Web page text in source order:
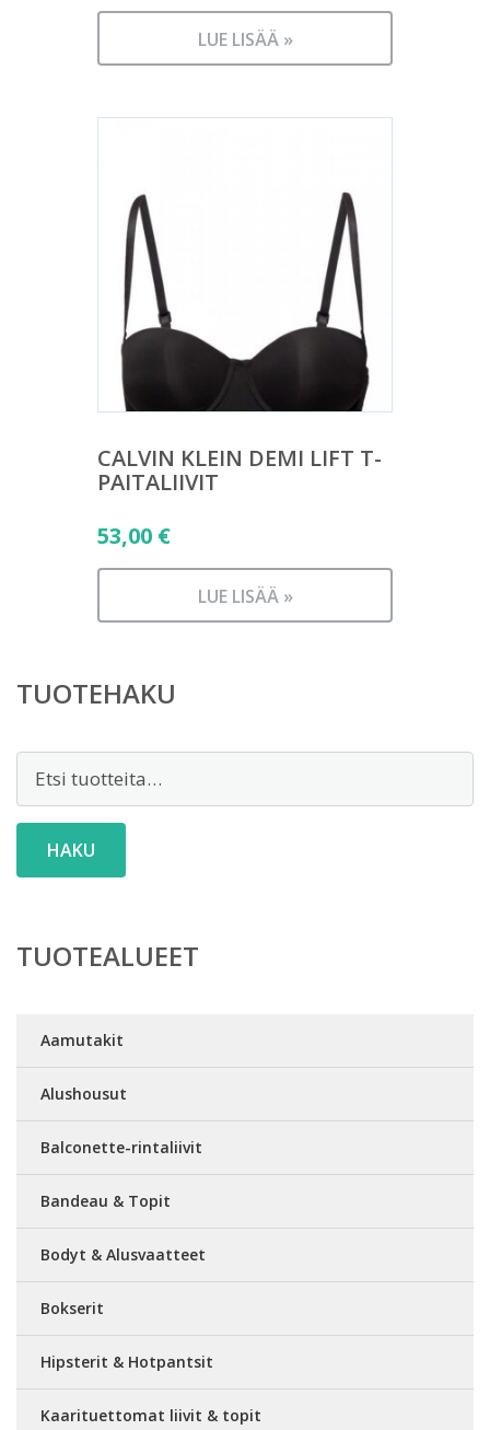
LUE LISÄÄ »
CALVIN KLEIN DEMI LIFT T-
PAITALIIVIT
53,00 €
LUE LISÄÄ »
TUOTEHAKU
Etsi:
HAKU
TUOTEALUEET
Aamutakit
Alushousut
Balconette-rintaliivit
Bandeau & Topit
Bodyt & Alusvaatteet
Bokserit
Hipsterit & Hotpantsit
Kaarituettomat liivit & topit